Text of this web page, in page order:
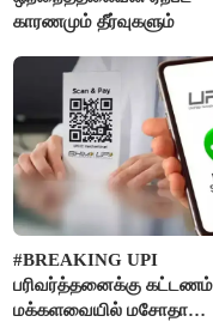
காரணமும் தீர்வுகளும்
#BREAKING UPI
பரிவர்த்தனைக்கு
மக்களவையில் மசோதா